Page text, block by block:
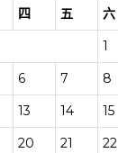
四 五 六
1
6 7 8
13 14 15
20 21 22